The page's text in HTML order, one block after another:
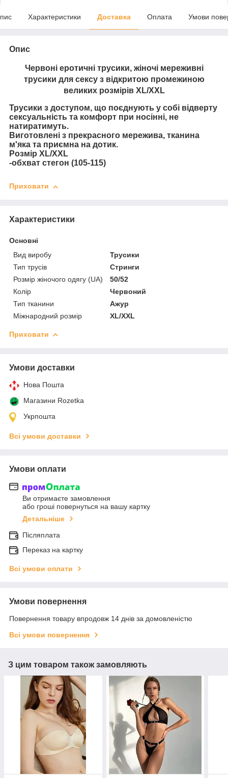
Характеристики Доставка Оплата Умови
Опис
Червоні еротичні трусики, жіночі мереживні
трусики для сексу з відкритою промежиною
великих розмірів XL/XXL
Трусики з доступом, що поєднують у собі відверту
сексуальність та комфорт при носінні, не
натиратимуть.
Виготовлені з прекрасного мережива, тканина
м'яка та приємна на дотик.
Розмір XL/XXL
-обхват стегон (105-115)
Приховати
Характеристики
Основні
Вид виробу
Трусики
Тип трусів
Стринги
Розмір жіночого одягу (UA)
50/52
Колір
Червоний
Тип тканини
Ажур
Міжнародний розмір
XL/XXL
Приховати
Умови доставки
Нова Пошта
Магазини Rozetka
Укрпошта
Всі умови доставки
Умови оплати
Ви отримаєте замовлення
або гроші повернуться на вашу картку
Детальніше
Післяплата
Переказ на картку
Всі умови оплати
Умови повернення
Повернення товару впродовж 14 днів за домовленістю
Всі умови повернення
З цим товаром також замовляють